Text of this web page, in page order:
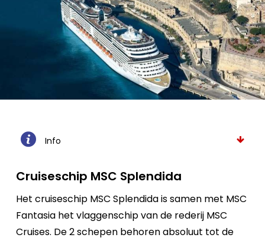
Info
Cruiseschip MSC Splendida
Het cruiseschip MSC Splendida is samen met MSC
Fantasia het vlaggenschip van de rederij MSC
Cruises. De 2 schepen behoren absoluut tot de